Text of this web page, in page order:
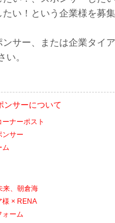
い！という企業様を募集
サー、または企業タイ
い。
ンサーについて
ナーポスト
ンサー
ム
来、朝倉海
様 × RENA
ォーム